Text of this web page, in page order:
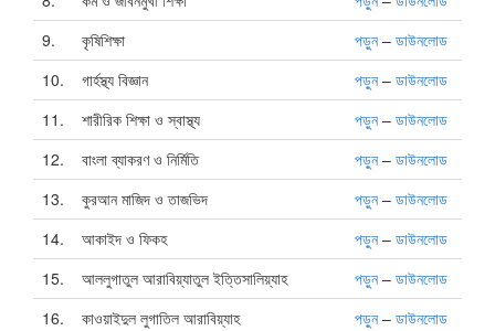
9.
কৃষিশিক্ষা পড়ুন– ডাউনলোড
10.
গার্হস্থ্য বিজ্ঞান পড়ুন– ডাউনলোড
11.
শারীরিক শিক্ষা ও স্বাস্থ্য পড়ুন– ডাউনলোড
12.
বাংলা ব্যাকরণ ও নির্মিতি পড়ুন– ডাউনলোড
13.
কুরআন মাজিদ ও তাজভিদ পড়ুন– ডাউনলোড
14.
আকাইদ ও ফিকহ পড়ুন– ডাউনলোড
15.
আললুগাতুল আরাবিয়্যাতুল ইত্তিসালিয়্যাহ পড়ুন– ডাউনলোড
16.
কাওয়াইদুল লুগাতিল আরাবিয়্যাহ পড়ুন– ডাউনলোড